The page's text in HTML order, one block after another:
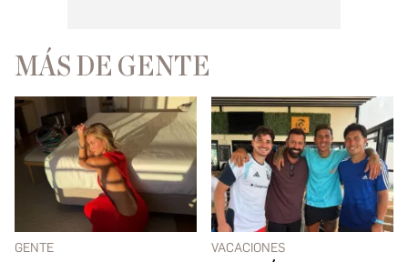
MÁS DE GENTE
GENTE VACACIONES